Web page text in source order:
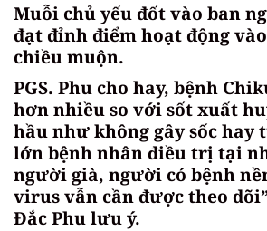
Muỗi chủ yếu đốt vào ban
đạt đỉnh điểm hoạt động
chiều muộn.
PGS. Phu cho hay, bệnh
hơn nhiều so với sốt xuất
hầu như không gây sốc hay
lớn bệnh nhân điều trị tại
người già, người có bệnh
virus vẫn cần được theo
Đắc Phu lưu ý.